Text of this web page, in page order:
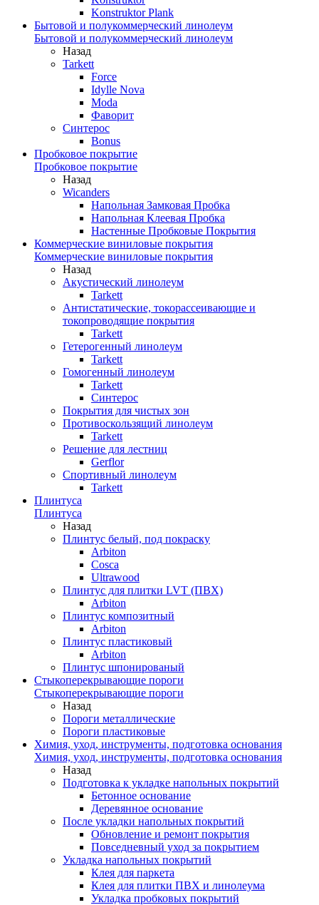
Konstruktor Plank
Бытовой и полукоммерческий линолеум
Бытовой и полукоммерческий линолеум
Назад
Tarkett
Force
Idylle Nova
Moda
Фаворит
Синтерос
Bonus
Пробковое покрытие
Пробковое покрытие
Назад
Wicanders
Напольная Замковая Пробка
Напольная Клеевая Пробка
Настенные Пробковые Покрытия
Коммерческие виниловые покрытия
Коммерческие виниловые покрытия
Назад
Акустический линолеум
Tarkett
Антистатические, токорассеивающие и
токопроводящие покрытия
Tarkett
Гетерогенный линолеум
Tarkett
Гомогенный линолеум
Tarkett
Синтерос
Покрытия для чистых зон
Противоскользящий линолеум
Tarkett
Решение для лестниц
Gerflor
Спортивный линолеум
Tarkett
Плинтуса
Плинтуса
Назад
Плинтус белый, под покраску
Arbiton
Cosca
Ultrawood
Плинтус для плитки LVT (ПВХ)
Arbiton
Плинтус композитный
Arbiton
Плинтус пластиковый
Arbiton
Плинтус шпонированый
Стыкоперекрывающие пороги
Стыкоперекрывающие пороги
Назад
Пороги металлические
Пороги пластиковые
Химия, уход, инструменты, подготовка основания
Химия, уход, инструменты, подготовка основания
Назад
Подготовка к укладке напольных покрытий
Бетонное основание
Деревянное основание
После укладки напольных покрытий
Обновление и ремонт покрытия
Повседневный уход за покрытием
Укладка напольных покрытий
Клея для паркета
Клея для плитки ПВХ и линолеума
Укладка пробковых покрытий